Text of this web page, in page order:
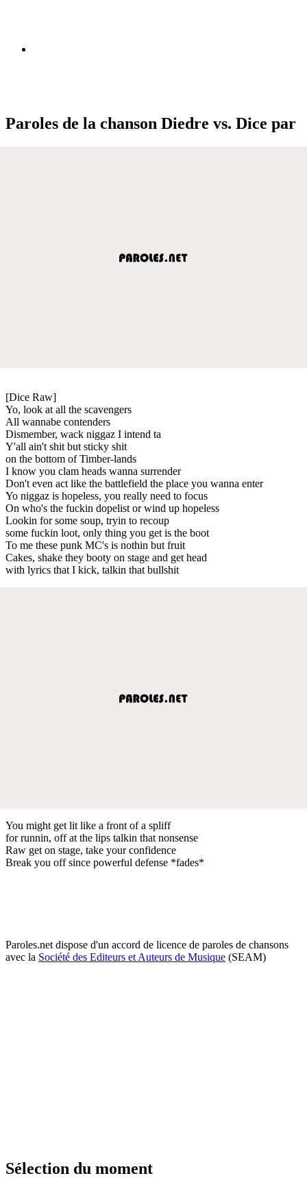
Paroles de la chanson Diedre vs. Dice par
[Dice Raw]
Yo, look at all the scavengers
All wannabe contenders
Dismember, wack niggaz I intend ta
Y'all ain't shit but sticky shit
on the bottom of Timber-lands
I know you clam heads wanna surrender
Don't even act like the battlefield the place you wanna enter
Yo niggaz is hopeless, you really need to focus
On who's the fuckin dopelist or wind up hopeless
Lookin for some soup, tryin to recoup
some fuckin loot, only thing you get is the boot
To me these punk MC's is nothin but fruit
Cakes, shake they booty on stage and get head
with lyrics that I kick, talkin that bullshit
You might get lit like a front of a spliff
for runnin, off at the lips talkin that nonsense
Raw get on stage, take your confidence
Break you off since powerful defense *fades*
Paroles.net dispose d'un accord de licence de paroles de chansons
avec la Société des Editeurs et Auteurs de Musique (SEAM)
Sélection du moment